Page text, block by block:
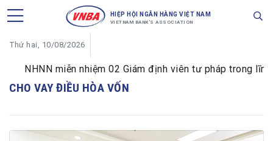
HIỆP HỘI NGÂN HÀNG VIỆT NAM
VIETNAM BANK'S ASSOCIATION
Thứ hai, 10/08/2026
NHNN miễn nhiệm 02 Giám định viên tư pháp trong lĩnh
CHO VAY ĐIỀU HÒA VỐN